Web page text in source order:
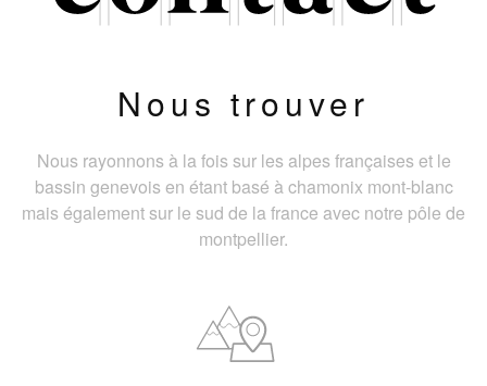
Nous trouver
Nous rayonnons à la fois sur les alpes françaises et le
bassin genevois en étant basé à chamonix mont-blanc
mais également sur le sud de la france avec notre pôle de
montpellier.